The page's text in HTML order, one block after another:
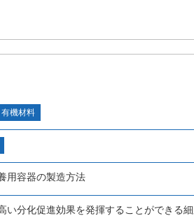
有機材料
用容器の製造方法
い分化促進効果を発揮することができる